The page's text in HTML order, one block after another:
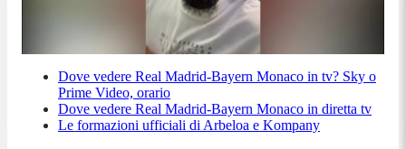
Dove vedere Real Madrid-Bayern Monaco in tv? Sky o
Prime Video, orario
Dove vedere Real Madrid-Bayern Monaco in diretta tv
Le formazioni ufficiali di Arbeloa e Kompany